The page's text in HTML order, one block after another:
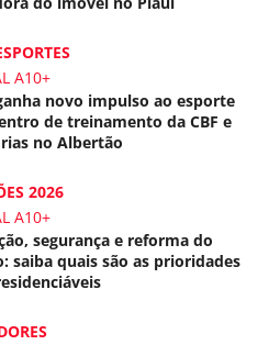
A10+
novo impulso ao esporte
de treinamento da CBF e
no Albertão
2026
A10+
segurança e reforma do
saiba quais são as prioridades